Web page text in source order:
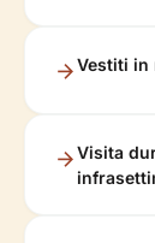
Vestiti in
Visita